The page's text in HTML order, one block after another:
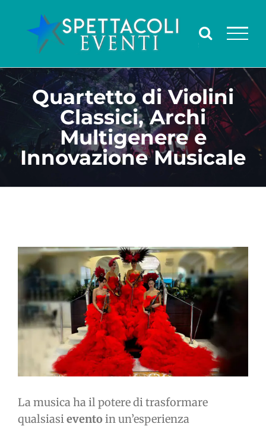
contenuto
Quartetto di Violini
Classici, Archi
Multigenere e
Innovazione Musicale
Ingrandisci
immagine
La musica ha il potere di trasformare
qualsiasieventoin un’esperienza